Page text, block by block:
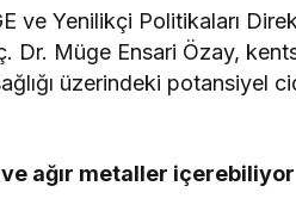
ve Yenilikçi Politikaları
Dr. Müge Ensari Özay,
üzerindeki potansiyel
ve ağır metaller içerebiliyor